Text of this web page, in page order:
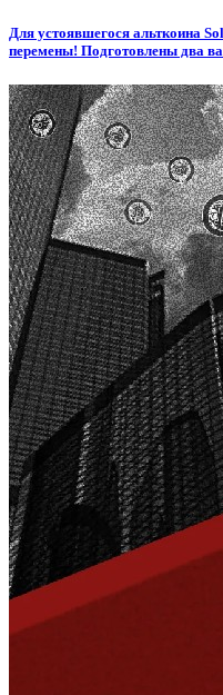
Для устоявшегося альткоина
перемены! Подготовлены два